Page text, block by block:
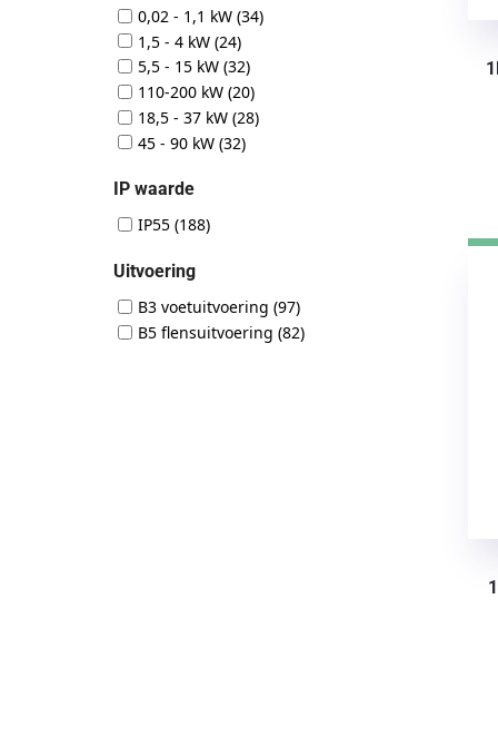
0,02 - 1,1 kW(34)
1,5 - 4 kW(24)
5,5 - 15 kW(32)
110-200 kW(20)
18,5 - 37 kW(28)
45 - 90 kW(32)
IP waarde
IP55(188)
Uitvoering
B3 voetuitvoering (97)
B5 flensuitvoering (82)